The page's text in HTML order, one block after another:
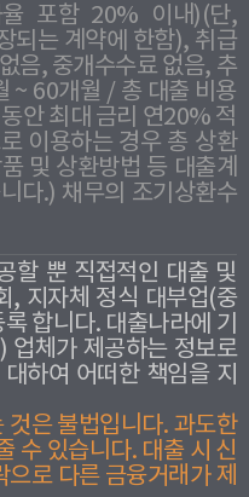
포함 20% 이내)(단,
되는 계약에 한함), 취급
음, 중개수수료 없음, 추
~ 60개월 / 총 대출 비용
안 최대 금리 연20% 적
이용하는 경우 총 상환
및 상환방법 등 대출계
다.) 채무의 조기상환수
할 뿐 직접적인 대출 및
, 지자체 정식 대부업(중
합니다. 대출나라에 기
업체가 제공하는 정보로
하여 어떠한 책임을 지
것은 불법입니다. 과도한
수 있습니다. 대출 시 신
로 다른 금융거래가 제